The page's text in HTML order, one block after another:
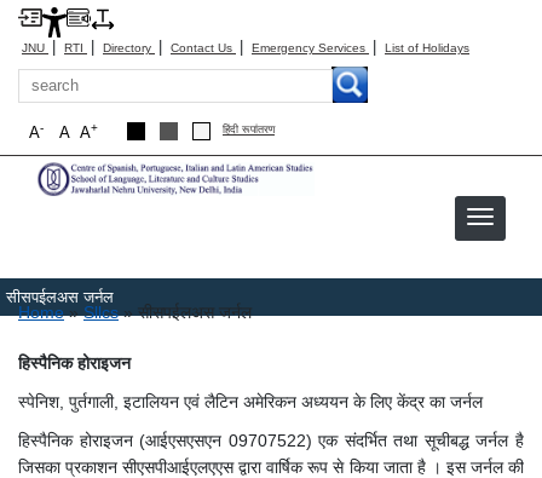
JNU | RTI | Directory | Contact Us | Emergency Services | List of Holidays
Search
A+
A
A- हिंदी रूपांतरण
सीसपईलअस जर्नल
Breadcrumb
Home Sllcs सीसपईलअस जर्नल
हिस्पैनिक होराइजन
स्पेनिश, पुर्तगाली, इटालियन एवं लैटिन अमेरिकन अध्ययन के लिए केंद्र का जर्नल
हिस्पैनिक होराइजन (आईएसएसएन 09707522) एक संदर्भित तथा सूचीबद्ध जर्नल है
जिसका प्रकाशन सीएसपीआईएलएएस द्वारा वार्षिक रूप से किया जाता है । इस जर्नल की